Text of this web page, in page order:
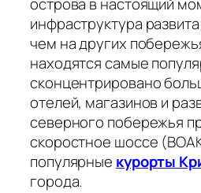
острова в настоящий
инфраструктура
чем на других
находятся самые
сконцентрировано
отелей, магазинов и
северного побережья
скоростное шоссе
популярные курорты
города.